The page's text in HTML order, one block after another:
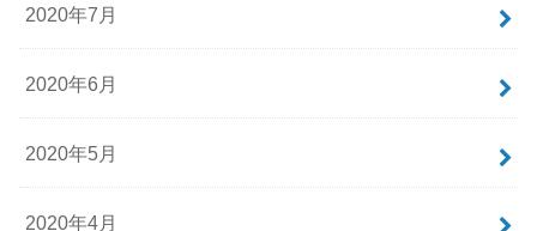
2020年7月
2020年6月
2020年5月
2020年4月